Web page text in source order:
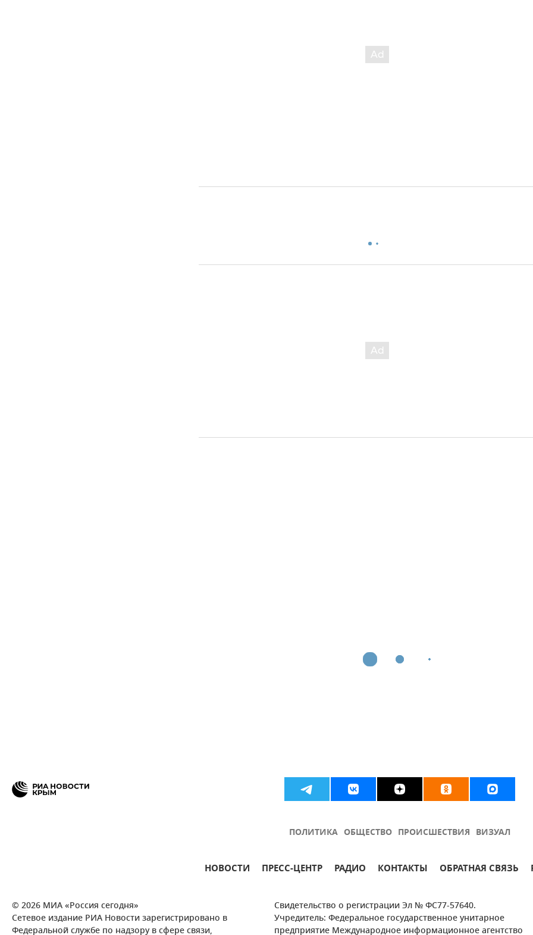
ПОЛИТИКА ОБЩЕСТВО ПРОИСШЕСТВИЯ ВИЗУАЛ
НОВОСТИ ПРЕСС-ЦЕНТР РАДИО КОНТАКТЫ ОБРАТНАЯ СВЯЗЬ
© 2026 МИА «Россия сегодня»
Сетевое издание РИА Новости зарегистрировано в
Федеральной службе по надзору в сфере связи,
Свидетельство о регистрации Эл № ФС77-57640.
Учредитель: Федеральное государственное унитарное
предприятие Международное информационное агентство